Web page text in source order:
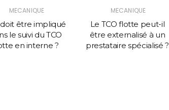
MECANIQUE
être impliqué
le suivi du TCO
en interne ?
MECANIQUE
Le TCO flotte peut-il
être externalisé à un
prestataire spécialisé ?